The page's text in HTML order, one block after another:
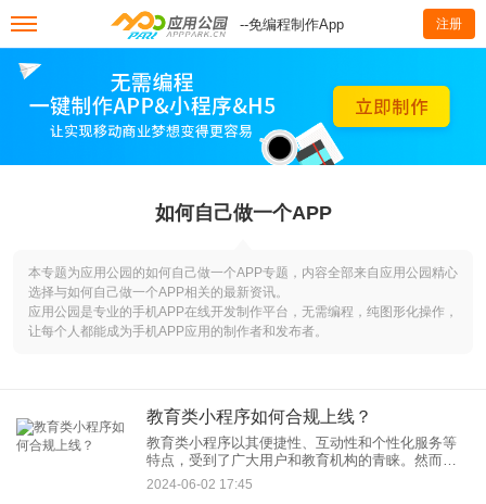
--免编程制作App 注册
如何自己做一个APP
本专题为应用公园的如何自己做一个APP专题，内容全部来自应用公园精心
选择与如何自己做一个APP相关的最新资讯。
应用公园是专业的手机APP在线开发制作平台，无需编程，纯图形化操作，
让每个人都能成为手机APP应用的制作者和发布者。
教育类小程序如何合规上线？
教育类小程序以其便捷性、互动性和个性化服务等
特点，受到了广大用户和教育机构的青睐。然而，
教育类小程序的上线并非易事，需要遵循一系列合
规要求。教育类小程序如何合规上线，为开发者提
2024-06-02 17:45